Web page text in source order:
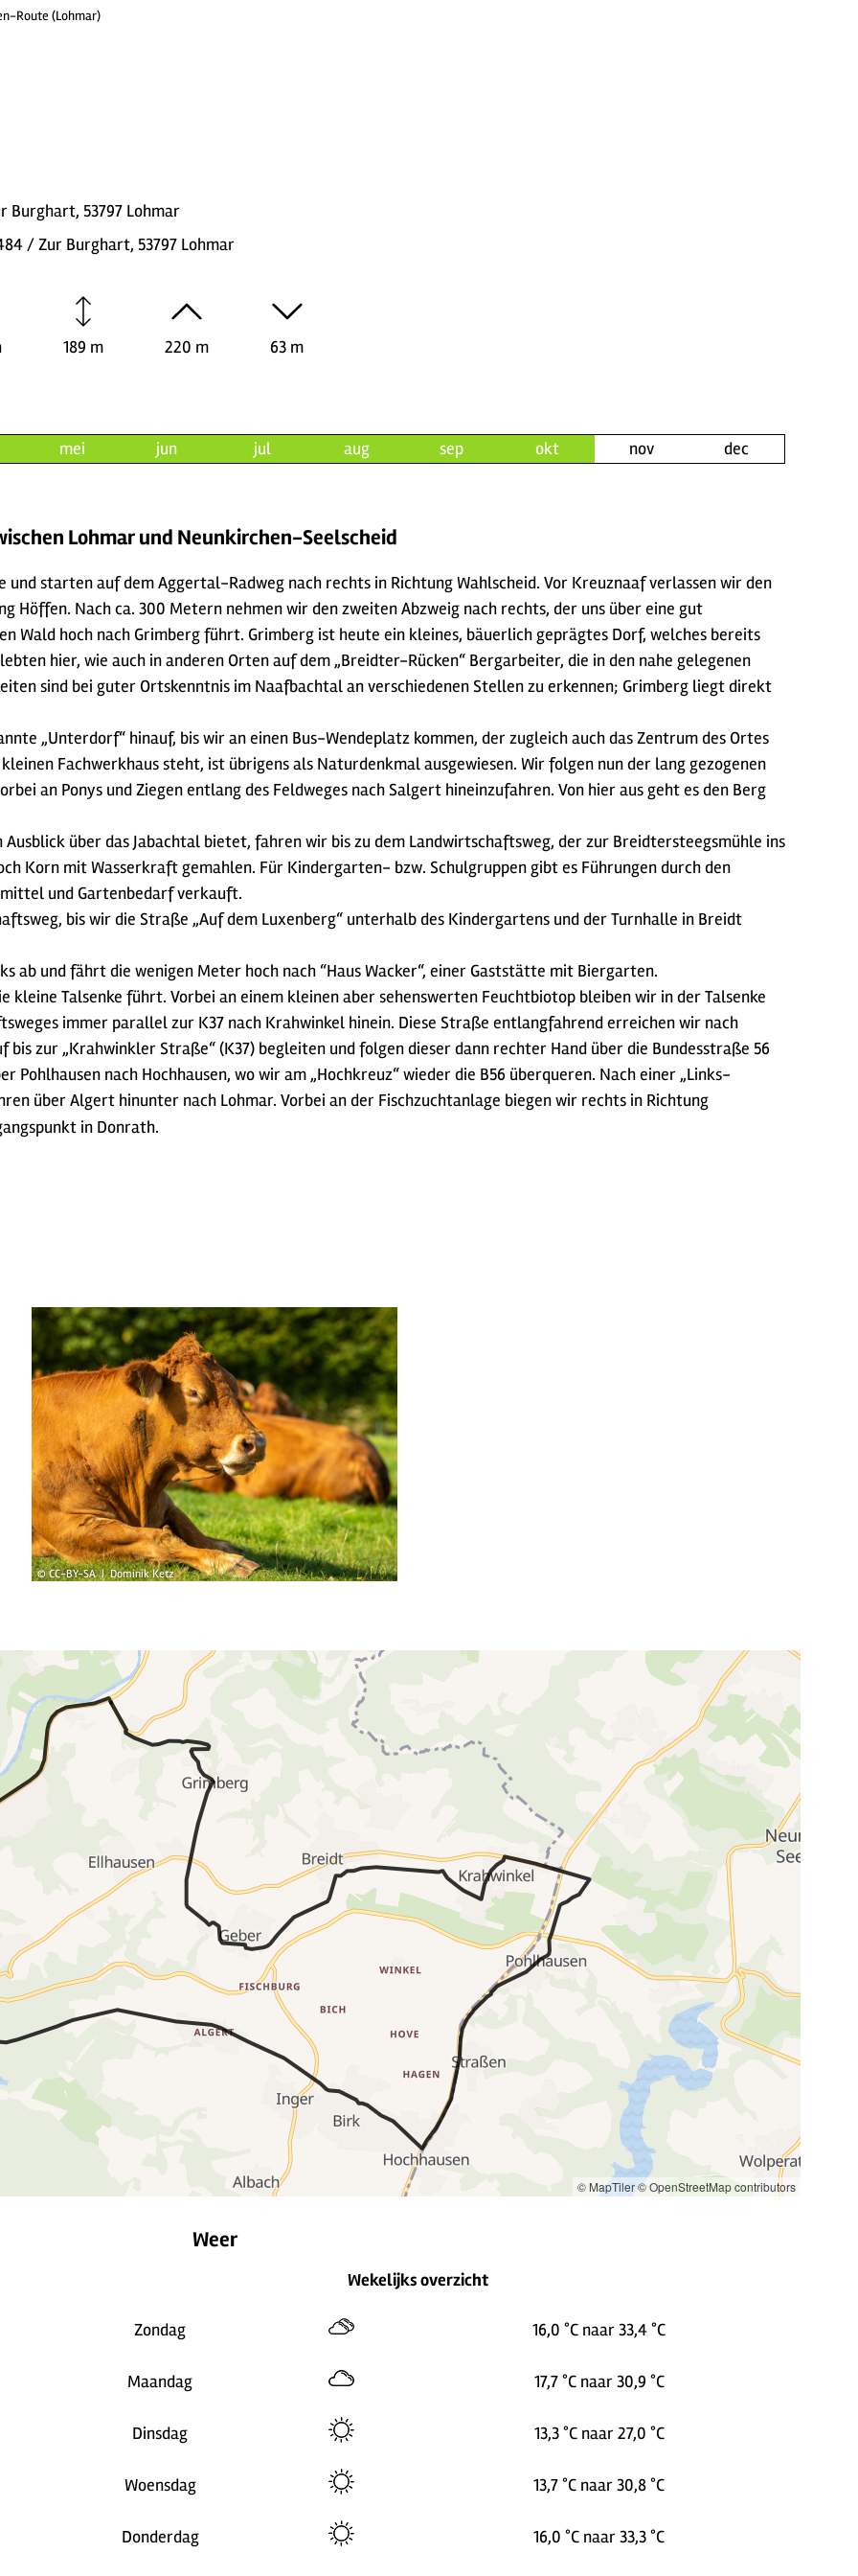
Route (Lohmar)
53797 Lohmar
/ Zur Burghart, 53797 Lohmar
189 m 220 m 63 m
mei jun jul aug sep okt nov dec
Lohmar und Neunkirchen-Seelscheid
starten auf dem Aggertal-Radweg nach rechts in Richtung Wahlscheid. Vor Kreuznaaf verlassen wir den
Höffen. Nach ca. 300 Metern nehmen wir den zweiten Abzweig nach rechts, der uns über eine gut
Wald hoch nach Grimberg führt. Grimberg ist heute ein kleines, bäuerlich geprägtes Dorf, welches bereits
hier, wie auch in anderen Orten auf dem „Breidter-Rücken“ Bergarbeiter, die in den nahe gelegenen
sind bei guter Ortskenntnis im Naafbachtal an verschiedenen Stellen zu erkennen; Grimberg liegt direkt
„Unterdorf“ hinauf, bis wir an einen Bus-Wendeplatz kommen, der zugleich auch das Zentrum des Ortes
Fachwerkhaus steht, ist übrigens als Naturdenkmal ausgewiesen. Wir folgen nun der lang gezogenen
an Ponys und Ziegen entlang des Feldweges nach Salgert hineinzufahren. Von hier aus geht es den Berg
über das Jabachtal bietet, fahren wir bis zu dem Landwirtschaftsweg, der zur Breidtersteegsmühle ins
Korn mit Wasserkraft gemahlen. Für Kindergarten- bzw. Schulgruppen gibt es Führungen durch den
und Gartenbedarf verkauft.
bis wir die Straße „Auf dem Luxenberg“ unterhalb des Kindergartens und der Turnhalle in Breidt
ab und fährt die wenigen Meter hoch nach “Haus Wacker“, einer Gaststätte mit Biergarten.
Talsenke führt. Vorbei an einem kleinen aber sehenswerten Feuchtbiotop bleiben wir in der Talsenke
immer parallel zur K37 nach Krahwinkel hinein. Diese Straße entlangfahrend erreichen wir nach
zur „Krahwinkler Straße“ (K37) begleiten und folgen dieser dann rechter Hand über die Bundesstraße 56
Pohlhausen nach Hochhausen, wo wir am „Hochkreuz“ wieder die B56 überqueren. Nach einer „Links-
über Algert hinunter nach Lohmar. Vorbei an der Fischzuchtanlage biegen wir rechts in Richtung
in Donrath.
© CC-BY-SA | Dominik Ketz
4
© MapTiler© OpenStreetMap contributors
Weer
Wekelijks overzicht
Zondag 16,0 °C naar 33,4 °C
Maandag 17,7 °C naar 30,9 °C
Dinsdag 13,3 °C naar 27,0 °C
Woensdag 13,7 °C naar 30,8 °C
Donderdag 16,0 °C naar 33,3 °C